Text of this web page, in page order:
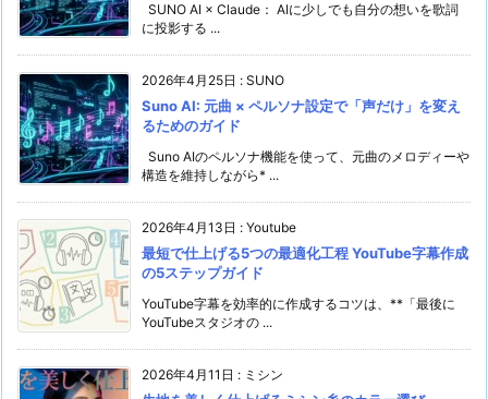
SUNO AI × Claude： AIに少しでも自分の想いを歌詞
に投影する ...
2026年4月25日 : SUNO
Suno AI: 元曲 × ペルソナ設定で「声だけ」を変え
るためのガイド
Suno AIのペルソナ機能を使って、元曲のメロディーや
構造を維持しながら* ...
2026年4月13日 : Youtube
最短で仕上げる5つの最適化工程 YouTube字幕作成
の5ステップガイド
YouTube字幕を効率的に作成するコツは、**「最後に
YouTubeスタジオの ...
2026年4月11日 : ミシン